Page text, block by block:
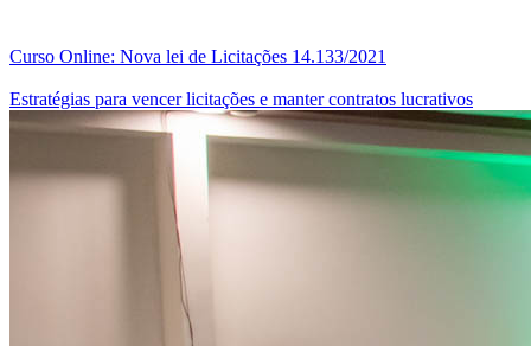
Curso Online: Nova lei de Licitações 14.133/2021
Estratégias para vencer licitações e manter contratos lucrativos